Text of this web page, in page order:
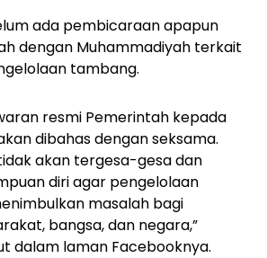
ada pembicaraan apapun
dengan Muhammadiyah terkait
tambang.
resmi Pemerintah kepada
dibahas dengan seksama.
akan tergesa-gesa dan
diri agar pengelolaan
masalah bagi
bangsa, dan negara,”
dalam laman Facebooknya.